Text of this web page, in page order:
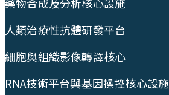
藥物合成及分析核心設施
人類治療性抗體研發平台
細胞與組織影像轉譯核心
RNA技術平台與基因操控核心設施